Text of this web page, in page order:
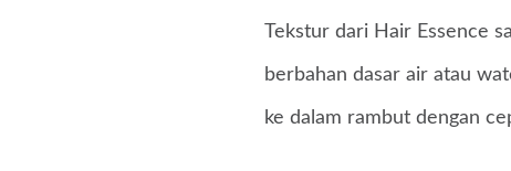
Tekstur dari Hair Essence
berbahan dasar air atau
ke dalam rambut dengan